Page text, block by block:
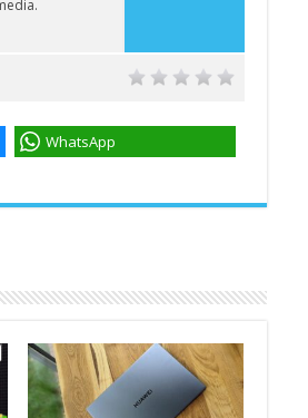
WhatsApp